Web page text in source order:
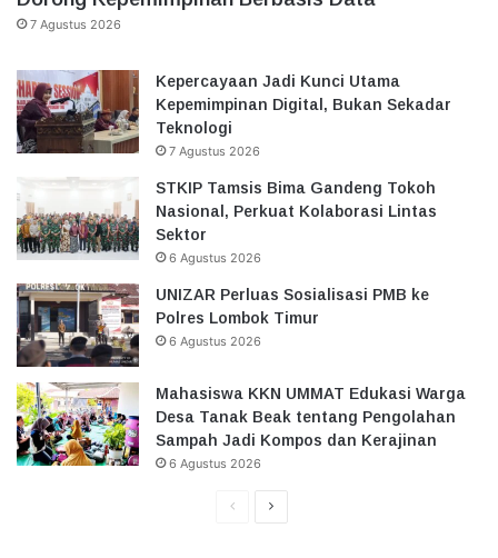
7 Agustus 2026
Kepercayaan Jadi Kunci Utama
Kepemimpinan Digital, Bukan Sekadar
Teknologi
7 Agustus 2026
STKIP Tamsis Bima Gandeng Tokoh
Nasional, Perkuat Kolaborasi Lintas
Sektor
6 Agustus 2026
UNIZAR Perluas Sosialisasi PMB ke
Polres Lombok Timur
6 Agustus 2026
Mahasiswa KKN UMMAT Edukasi Warga
Desa Tanak Beak tentang Pengolahan
Sampah Jadi Kompos dan Kerajinan
6 Agustus 2026
HalamanHalaman